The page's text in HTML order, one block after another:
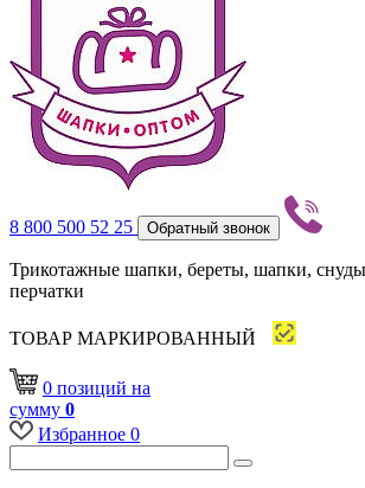
8 800 500 52 25 Обратный звонок
Трикотажные шапки, береты, шапки,
перчатки
ТОВАР МАРКИРОВАННЫЙ
0 позиций на
сумму 0
Избранное 0